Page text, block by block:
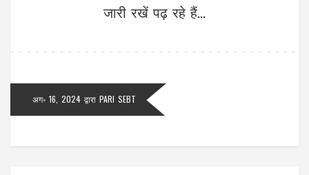
जारी रखें पढ़ रहे हैं...
अग॰ 16, 2024 द्वारा PARI SEBT